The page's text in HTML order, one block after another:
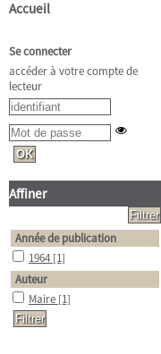
Accueil
Se connecter
accéder à votre compte de
lecteur
Affiner
Année de publication
1964 [1]
Auteur
Maire [1]